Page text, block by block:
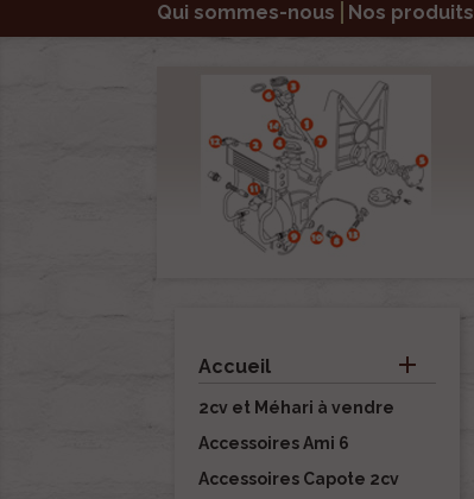
Qui sommes-nous Nos produits
Accueil 
2cv et Méhari à vendre
Accessoires Ami 6
Accessoires Capote 2cv